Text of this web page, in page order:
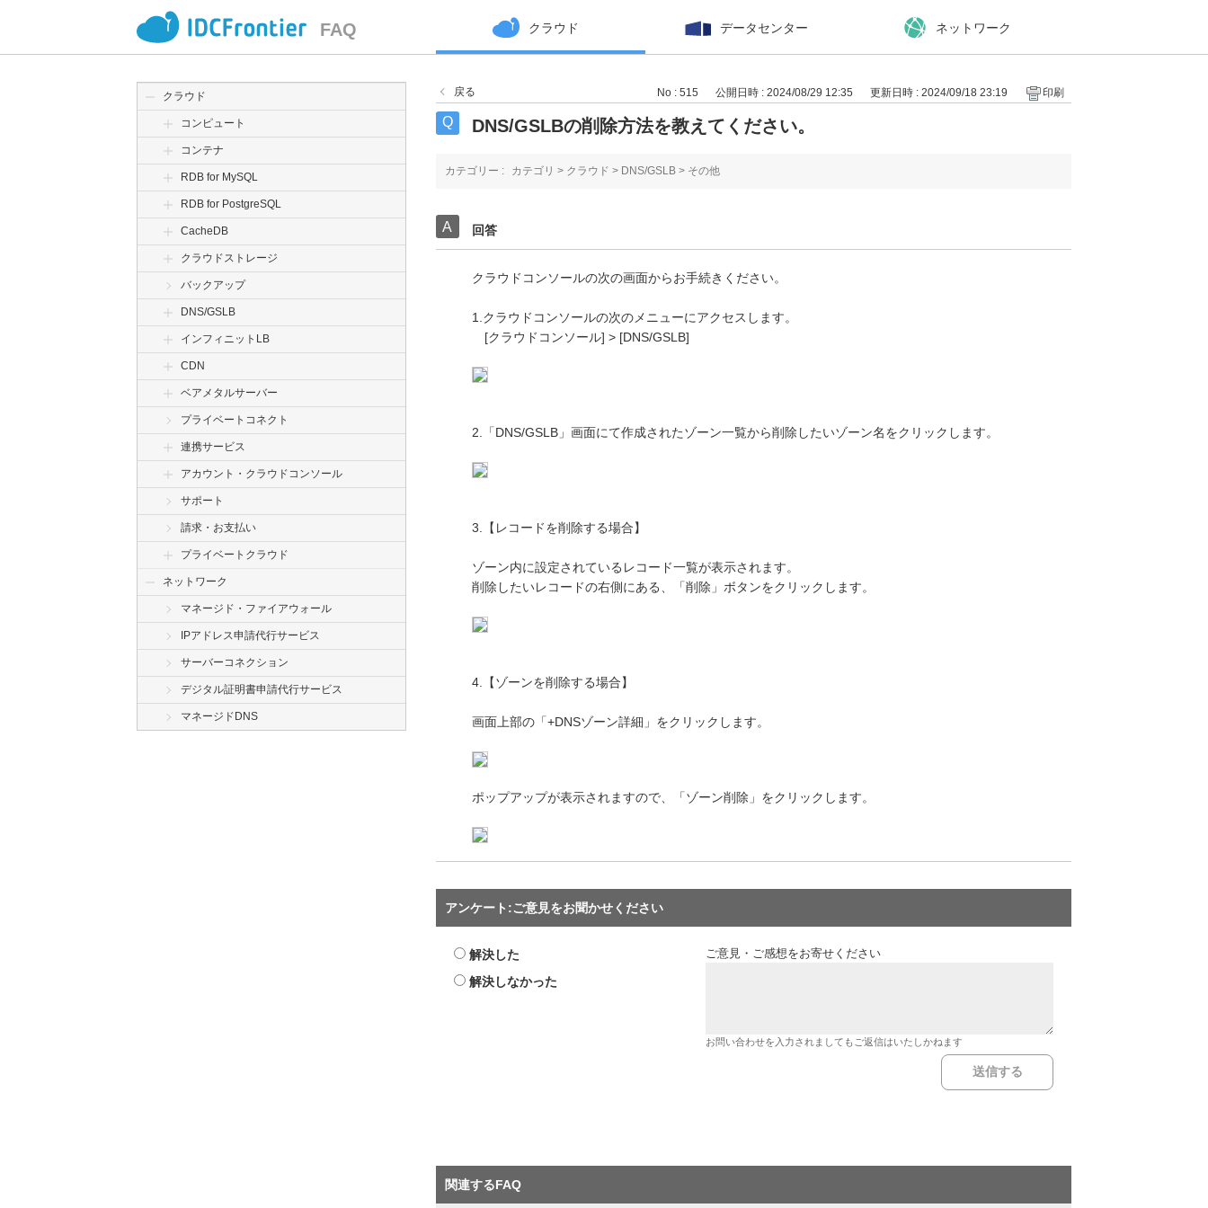
FAQ クラウド データセンター ネットワーク
クラウド
コンピュート
コンテナ
RDB for MySQL
RDB for PostgreSQL
CacheDB
クラウドストレージ
バックアップ
DNS/GSLB
インフィニットLB
CDN
ベアメタルサーバー
プライベートコネクト
連携サービス
アカウント・クラウドコンソール
サポート
請求・お支払い
プライベートクラウド
ネットワーク
マネージド・ファイアウォール
IPアドレス申請代行サービス
サーバーコネクション
デジタル証明書申請代行サービス
マネージドDNS
戻る No : 515 公開日時 : 2024/08/29 12:35 更新日時 : 2024/09/18 23:19 印刷
DNS/GSLBの削除方法を教えてください。
カテゴリー : カテゴリ > クラウド > DNS/GSLB> その他
回答
クラウドコンソールの次の画面からお手続きください。
1.クラウドコンソールの次のメニューにアクセスします。
[クラウドコンソール] > [DNS/GSLB]
2.「DNS/GSLB」画面にて作成されたゾーン一覧から削除したいゾーン名をクリックします。
3.【レコードを削除する場合】
ゾーン内に設定されているレコード一覧が表示されます。
削除したいレコードの右側にある、「削除」ボタンをクリックします。
4.【ゾーンを削除する場合】
画面上部の「+DNSゾーン詳細」をクリックします。
ポップアップが表示されますので、「ゾーン削除」をクリックします。
アンケート:ご意見をお聞かせください
解決した
解決しなかった
ご意見・ご感想をお寄せください
お問い合わせを入力されましてもご返信はいたしかねます
関連するFAQ